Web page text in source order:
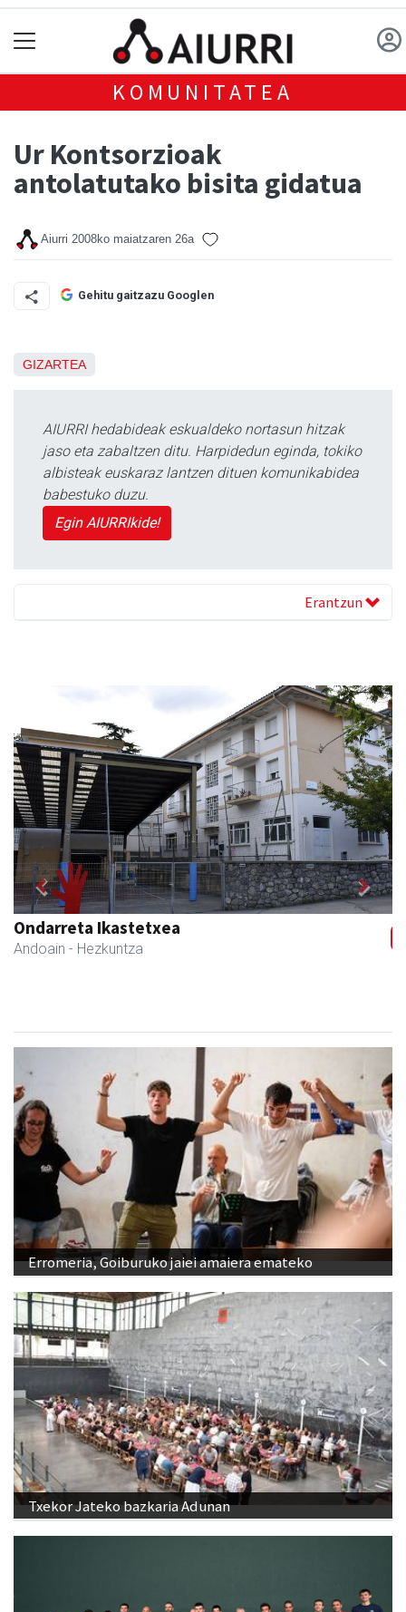
KOMUNITATEA
Ur Kontsorzioak
antolatutako bisita gidatua
Aiurri 2008ko maiatzaren 26a
Gehitu gaitzazu Googlen
GIZARTEA
AIURRI hedabideak eskualdeko nortasun hitzak
jaso eta zabaltzen ditu. Harpidedun eginda, tokiko
albisteak euskaraz lantzen dituen komunikabidea
babestuko duzu.
Egin AIURRIkide!
Erantzun
Ondarreta Ikastetxea
Andoain - Hezkuntza
Previous Next
Erromeria, Goiburuko jaiei amaiera emateko
Txekor Jateko bazkaria Adunan